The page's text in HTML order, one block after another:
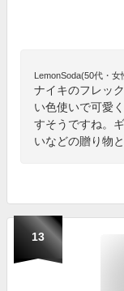
LemonSoda(50代・女
ナイキのフレッ
い色使いで可愛
すそうですね。
いなどの贈り物
13